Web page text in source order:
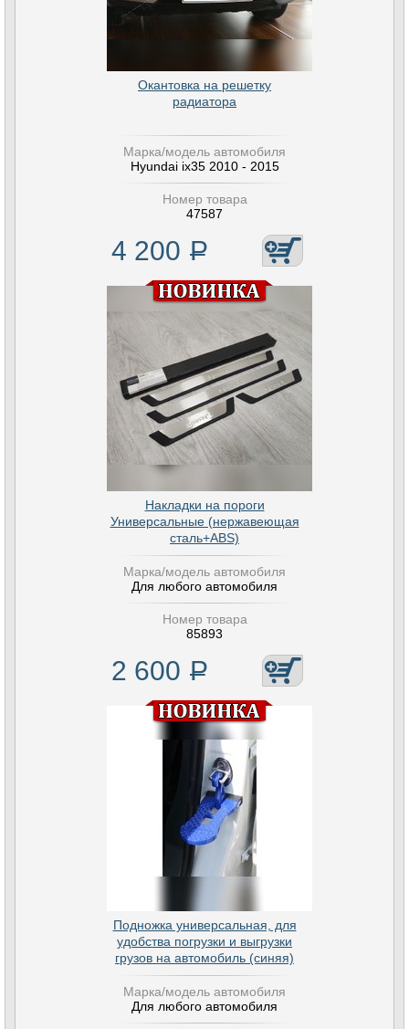
Окантовка на решетку
радиатора
Марка/модель автомобиля
Hyundai ix35 2010 - 2015
Номер товара
47587
4 200 Р
Накладки на пороги
Универсальные (нержавеющая
сталь+ABS)
Марка/модель автомобиля
Для любого автомобиля
Номер товара
85893
2 600 Р
Подножка универсальная, для
удобства погрузки и выгрузки
грузов на автомобиль (синяя)
Марка/модель автомобиля
Для любого автомобиля